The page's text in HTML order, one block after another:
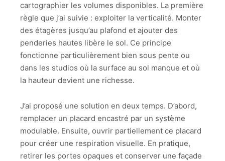
cartographier les volumes disponibles. La première
règle que j’ai suivie : exploiter la verticalité. Monter
des étagères jusqu’au plafond et ajouter des
penderies hautes libère le sol. Ce principe
fonctionne particulièrement bien sous pente ou
dans les studios où la surface au sol manque et où
la hauteur devient une richesse.
J’ai proposé une solution en deux temps. D’abord,
remplacer un placard encastré par un système
modulable. Ensuite, ouvrir partiellement ce placard
pour créer une respiration visuelle. En pratique,
retirer les portes opaques et conserver une façade